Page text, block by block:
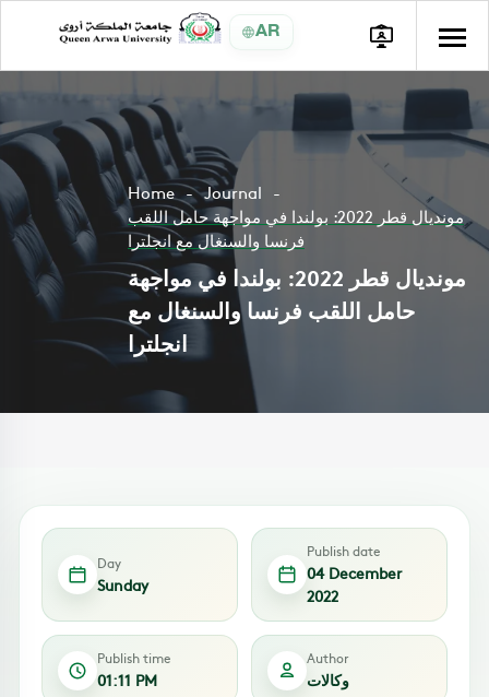
AR
Home
Journal
مونديال قطر 2022: بولندا في مواجهة حامل اللقب
فرنسا والسنغال مع انجلترا
مونديال قطر 2022: بولندا في مواجهة
حامل اللقب فرنسا والسنغال مع
انجلترا
Day
Sunday
Publish date
04 December
2022
Publish time
01:11 PM
Author
وكالات